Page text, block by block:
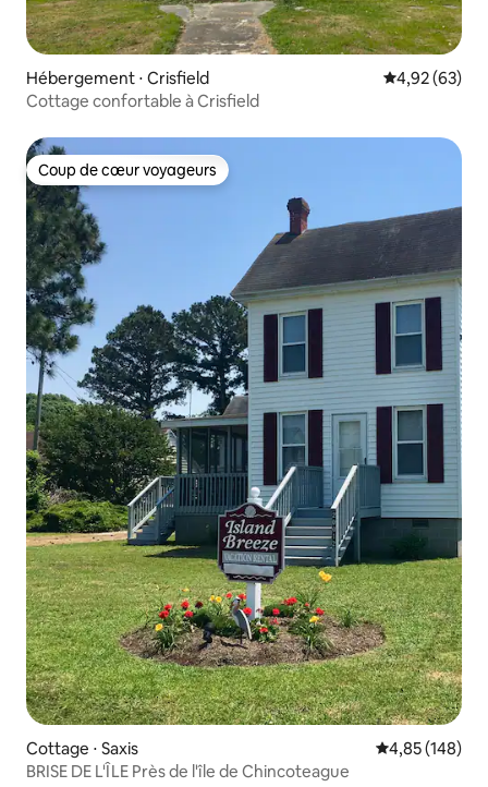
Hébergement ⋅ Crisfield Évaluation
4,92 (63)
Cottage confortable à Crisfield
Coup de cœur voyageurs
Coup de cœur voyageurs
Cottage ⋅ Saxis Évaluation
4,85 (148)
BRISE DE L'ÎLE Près de l'île de Chincoteague